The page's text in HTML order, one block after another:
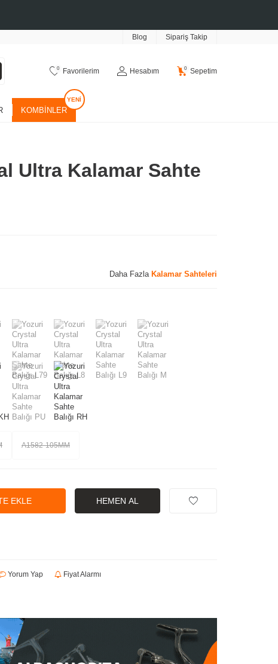
Blog Sipariş Takip
0 Favorilerim Hesabım 0 Sepetim
KOMBINLER
Ultra Kalamar Sahte
Daha Fazla Kalamar Sahteleri
A1582-105MM
EKLE HEMEN AL
Yorum Yap Fiyat Alarmı